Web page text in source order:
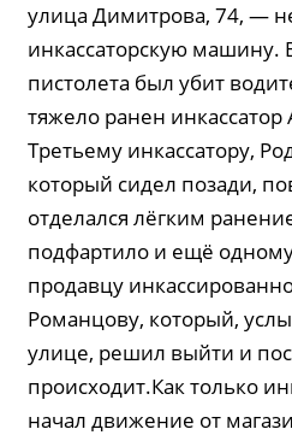
улица Димитрова, 74, —
инкассаторскую машину.
пистолета был убит
тяжело ранен инкассатор
Третьему инкассатору,
который сидел позади,
отделался лёгким
подфартило и ещё
продавцу
Романцову, который,
улице, решил выйти и
происходит.Как только
начал движение от